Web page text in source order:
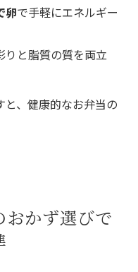
卵で手軽にエネルギー
りと脂質の質を両立
、健康的なお弁当の
かず選びで